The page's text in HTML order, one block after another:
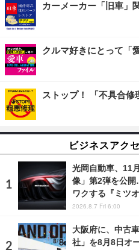
カーメーカー「旧車」
クルマ好きにとって「
ストップ！ 「不具合修
ビジネスアク
光岡自動車、11
像」第2弾を公
ワクする『ミツ
2026.8.7 Fri 6:00
大阪府に、中古
社」を8月8日オ